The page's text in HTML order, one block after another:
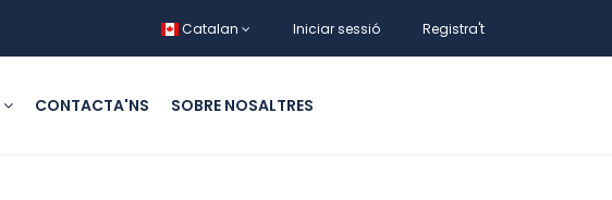
Catalan Iniciar sessió Registra't
CONTACTA'NS SOBRE NOSALTRES